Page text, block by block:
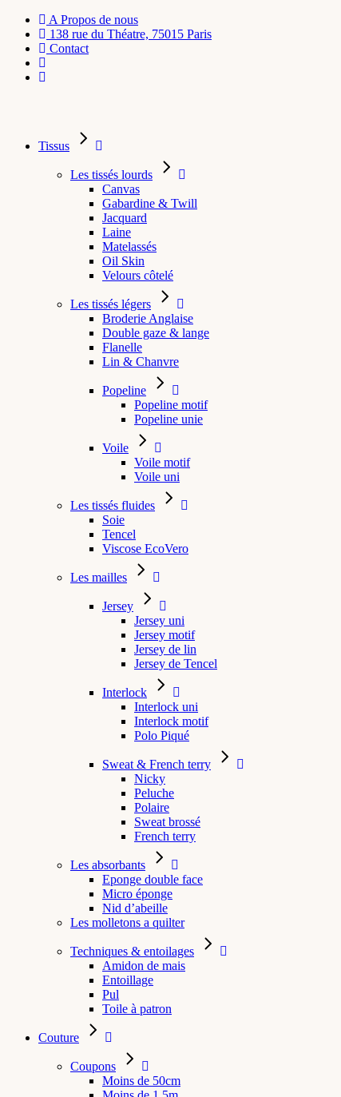
A Propos de nous
138 rue du Théatre, 75015 Paris
Contact
Tissus
Les tissés lourds
Canvas
Gabardine & Twill
Jacquard
Laine
Matelassés
Oil Skin
Velours côtelé
Les tissés légers
Broderie Anglaise
Double gaze & lange
Flanelle
Lin & Chanvre
Popeline
Popeline motif
Popeline unie
Voile
Voile motif
Voile uni
Les tissés fluides
Soie
Tencel
Viscose EcoVero
Les mailles
Jersey
Jersey uni
Jersey motif
Jersey de lin
Jersey de Tencel
Interlock
Interlock uni
Interlock motif
Polo Piqué
Sweat & French terry
Nicky
Peluche
Polaire
Sweat brossé
French terry
Les absorbants
Eponge double face
Micro éponge
Nid d’abeille
Les molletons a quilter
Techniques & entoilages
Amidon de mais
Entoillage
Pul
Toile à patron
Couture
Coupons
Moins de 50cm